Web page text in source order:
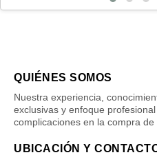
QUIÉNES SOMOS
Nuestra experiencia,
exclusivas y enfoque
complicaciones en la compra
UBICACIÓN Y